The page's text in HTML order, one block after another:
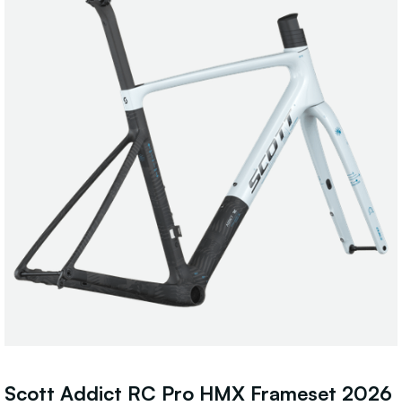
Scott Addict RC Pro HMX Frameset 2026